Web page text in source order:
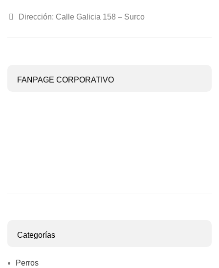
Dirección: Calle Galicia 158 – Surco
FANPAGE CORPORATIVO
Categorías
Perros